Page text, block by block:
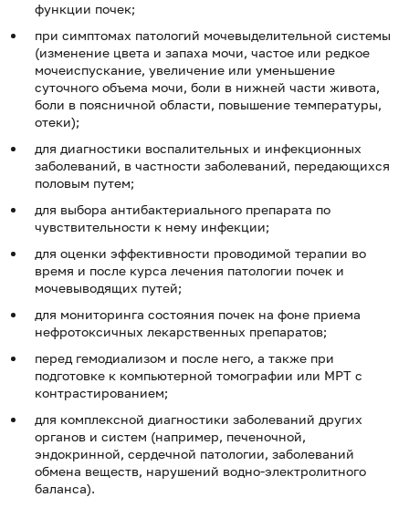
функции почек;
при симптомах патологий мочевыделительной системы
(изменение цвета и запаха мочи, частое или редкое
мочеиспускание, увеличение или уменьшение
суточного объема мочи, боли в нижней части живота,
боли в поясничной области, повышение температуры,
отеки);
для диагностики воспалительных и инфекционных
заболеваний, в частности заболеваний, передающихся
половым путем;
для выбора антибактериального препарата по
чувствительности к нему инфекции;
для оценки эффективности проводимой терапии во
время и после курса лечения патологии почек и
мочевыводящих путей;
для мониторинга состояния почек на фоне приема
нефротоксичных лекарственных препаратов;
перед гемодиализом и после него, а также при
подготовке к компьютерной томографии или МРТ с
контрастированием;
для комплексной диагностики заболеваний других
органов и систем (например, печеночной,
эндокринной, сердечной патологии, заболеваний
обмена веществ, нарушений водно-электролитного
баланса).